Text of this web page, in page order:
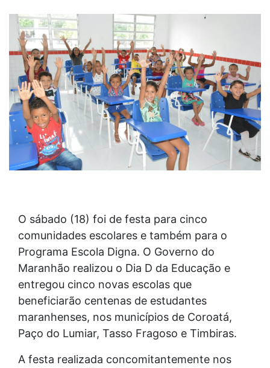
O sábado (18) foi de festa para cinco
comunidades escolares e também para o
Programa Escola Digna. O Governo do
Maranhão realizou o Dia D da Educação e
entregou cinco novas escolas que
beneficiarão centenas de estudantes
maranhenses, nos municípios de Coroatá,
Paço do Lumiar, Tasso Fragoso e Timbiras.
A festa realizada concomitantemente nos